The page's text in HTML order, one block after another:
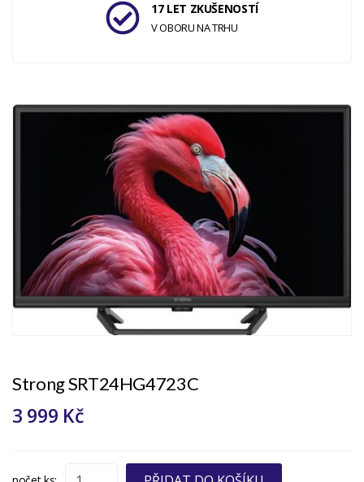
17 LET ZKUŠENOSTÍ
V OBORU NA TRHU
Strong SRT24HG4723C
3 999 Kč